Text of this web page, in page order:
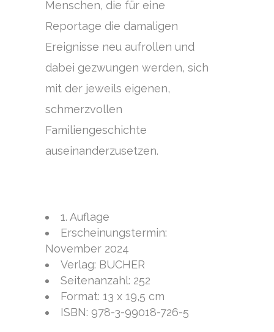
Menschen, die für eine
Reportage die damaligen
Ereignisse neu aufrollen und
dabei gezwungen werden, sich
mit der jeweils eigenen,
schmerzvollen
Familiengeschichte
auseinanderzusetzen.
1. Auflage
Erscheinungstermin:
November 2024
Verlag: BUCHER
Seitenanzahl: 252
Format: 13 x 19,5 cm
ISBN: 978-3-99018-726-5